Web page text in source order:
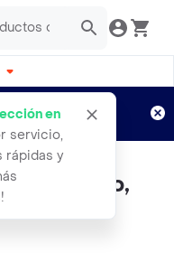
en
servicio,
rápidas y
Aplican TyC
El Cabello,